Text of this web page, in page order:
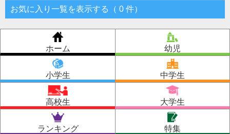
お気に入り一覧を表示する（ 0 件）
ホーム 幼児
小学生 中学生
高校生 大学生
ランキング 特集